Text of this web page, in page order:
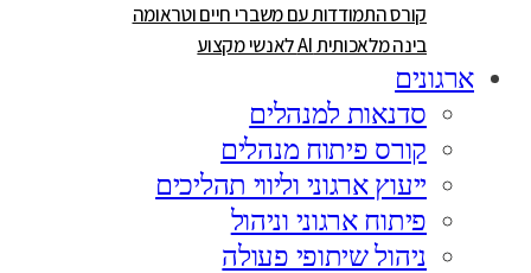
קורס התמודדות עם משברי חיים וטראומה
בינה מלאכותית AI לאנשי מקצוע
ארגונים
סדנאות למנהלים
קורס פיתוח מנהלים
ייעוץ ארגוני וליווי תהליכים
פיתוח ארגוני וניהול
ניהול שיתופי פעולה